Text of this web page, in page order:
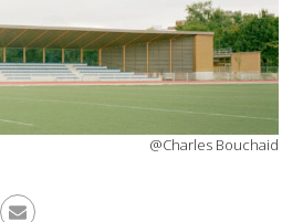
@Charles Bouchaid